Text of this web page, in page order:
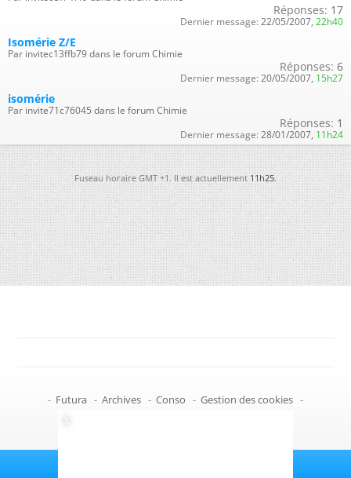
Réponses: 17
Dernier message: 22/05/2007, 22h40
Isomérie Z/E
Par invitec13ffb79 dans le forum Chimie
Réponses: 6
Dernier message: 20/05/2007, 15h27
isomérie
Par invite71c76045 dans le forum Chimie
Réponses: 1
Dernier message: 28/01/2007, 11h24
Fuseau horaire GMT +1. Il est actuellement11h25.
- Futura - Archives - Conso - Gestion des cookies -